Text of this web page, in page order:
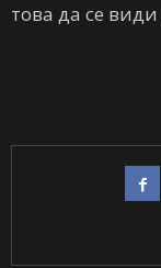
това да се